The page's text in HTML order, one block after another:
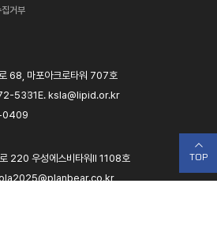
거부
68, 마포아크로타워 707호
5331E. ksla@lipid.or.kr
-0409
220 우성에스비타워Ⅱ 1108호
TOP